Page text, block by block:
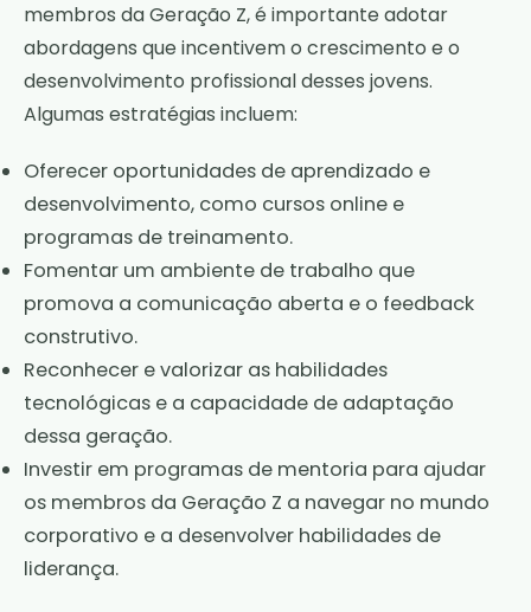
membros da Geração Z, é importante adotar
abordagens que incentivem o crescimento e o
desenvolvimento profissional desses jovens.
Algumas estratégias incluem:
Oferecer oportunidades de aprendizado e
desenvolvimento, como cursos online e
programas de treinamento.
Fomentar um ambiente de trabalho que
promova a comunicação aberta e o feedback
construtivo.
Reconhecer e valorizar as habilidades
tecnológicas e a capacidade de adaptação
dessa geração.
Investir em programas de mentoria para ajudar
os membros da Geração Z a navegar no mundo
corporativo e a desenvolver habilidades de
liderança.